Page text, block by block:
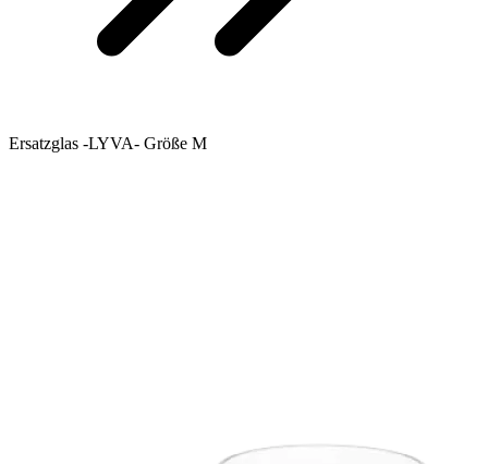
Ersatzglas -LYVA- Größe M